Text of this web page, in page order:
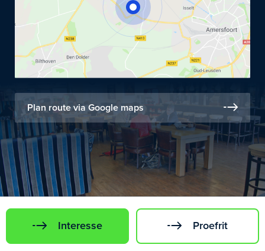
Plan route via Google maps
Interesse Proefrit